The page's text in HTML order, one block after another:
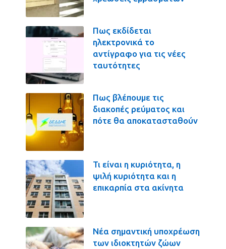
Πως εκδίδεται
ηλεκτρονικά το
αντίγραφο για τις νέες
ταυτότητες
Πως βλέπουμε τις
διακοπές ρεύματος και
πότε θα αποκατασταθούν
Τι είναι η κυριότητα, η
ψιλή κυριότητα και η
επικαρπία στα ακίνητα
Νέα σημαντική υποχρέωση
των ιδιοκτητών ζώων